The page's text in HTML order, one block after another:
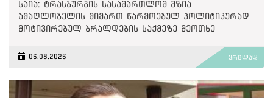
საია: ტრასბურგის სასამართლომ მზია
ამაღლობელის მიმართ წარმოებულ პოლიტიკურად
მოტივირებულ ბრალდების საქმეზე მეოთხე
06.08.2026 ვრცლად